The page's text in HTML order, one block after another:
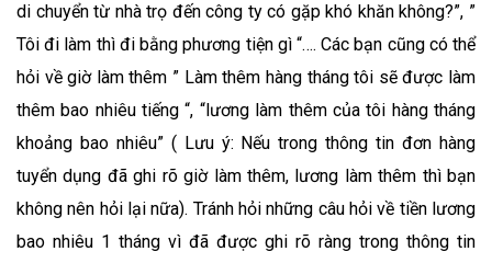
di chuyển từ nhà trọ đến công ty có gặp khó khăn không?”, ”
Tôi đi làm thì đi bằng phương tiện gì “…. Các bạn cũng có thể
hỏi về giờ làm thêm ” Làm thêm hàng tháng tôi sẽ được làm
thêm bao nhiêu tiếng “, “lương làm thêm của tôi hàng tháng
khoảng bao nhiêu” ( Lưu ý: Nếu trong thông tin đơn hàng
tuyển dụng đã ghi rõ giờ làm thêm, lương làm thêm thì bạn
không nên hỏi lại nữa). Tránh hỏi những câu hỏi về tiền lương
bao nhiêu 1 tháng vì đã được ghi rõ ràng trong thông tin